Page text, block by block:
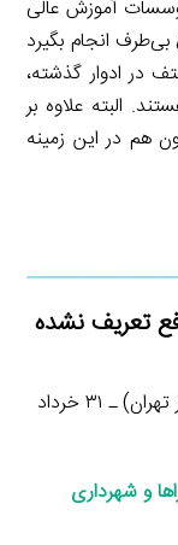
آموزش عالی
انجام بگیرد
در ادوار گذشته،
البته علاوه بر
هم در این زمینه
تعریف نشده
زهرا نژادبهرام (عضو هیات رییسه شورای شهر تهران) ـ ۳۱ خرداد
و شهرداری